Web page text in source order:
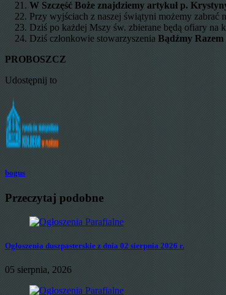
W Szczęść Boże znajdziemy artykuł p.
Przy wyjściach z naszej świątyni możemy zabrać
Dziś po każdej Mszy św. zbierane będą ofiary na
Dziś członkowie stowarzyszenia Bądźmy Razem
PROBOSZCZ
Udostępnij to
bogus
Przeczytaj podobne
Ogłoszenia duszpasterskie z dnia 02 sierpnia 2026 r.
05 sierpnia, 2026